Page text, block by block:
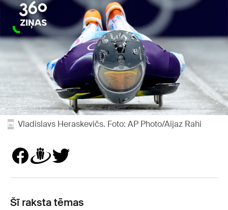
Vladislavs Heraskevičs. Foto: AP Photo/Aijaz Rahi
Šī raksta tēmas